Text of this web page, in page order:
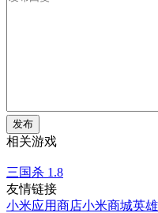
发布
相关游戏
三国杀 1.8
友情链接
小米应用商店小米商城英